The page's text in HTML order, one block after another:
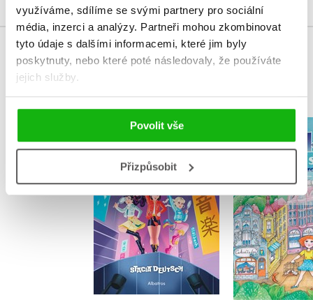
využíváme, sdílíme se svými partnery pro sociální
média, inzerci a analýzy. Partneři mohou zkombinovat
tyto údaje s dalšími informacemi, které jim byly
poskytnuty, nebo které poté následovaly, že používáte
jejich služby.
Povolit vše
Přizpůsobit
MOHLO BY VÁS TAKÉ ZAJÍMAT
K-Pop
Vyšetřovatelky
démonů
Kolektiv
,
Stacia Deutsch
Do košíku
269 Kč
215 Kč
Anička
Ivana
Do
215 Kč